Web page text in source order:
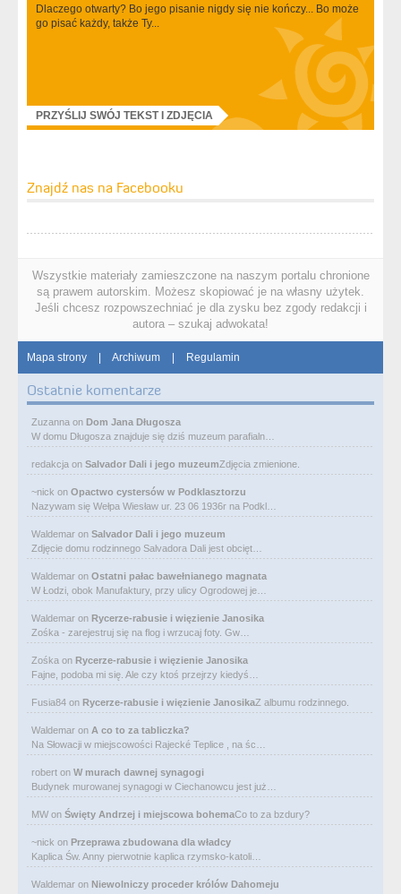
Dlaczego otwarty? Bo jego pisanie nigdy się nie kończy... Bo może
go pisać każdy, także Ty...
PRZYŚLIJ SWÓJ TEKST I ZDJĘCIA
Znajdź nas na Facebooku
Wszystkie materiały zamieszczone na naszym portalu chronione
są prawem autorskim. Możesz skopiować je na własny użytek.
Jeśli chcesz rozpowszechniać je dla zysku bez zgody redakcji i
autora – szukaj adwokata!
Mapa strony | Archiwum | Regulamin
Ostatnie komentarze
Zuzanna on Dom Jana Długosza
W domu Długosza znajduje się dziś muzeum parafialn…
redakcja on Salvador Dali i jego muzeumZdjęcia zmienione.
~nick on Opactwo cystersów w Podklasztorzu
Nazywam się Wełpa Wiesław ur. 23 06 1936r na Podkl…
Waldemar on Salvador Dali i jego muzeum
Zdjęcie domu rodzinnego Salvadora Dali jest obcięt…
Waldemar on Ostatni pałac bawełnianego magnata
W Łodzi, obok Manufaktury, przy ulicy Ogrodowej je…
Waldemar on Rycerze-rabusie i więzienie Janosika
Zośka - zarejestruj się na flog i wrzucaj foty. Gw…
Zośka on Rycerze-rabusie i więzienie Janosika
Fajne, podoba mi się. Ale czy ktoś przejrzy kiedyś…
Fusia84 on Rycerze-rabusie i więzienie JanosikaZ albumu rodzinnego.
Waldemar on A co to za tabliczka?
Na Słowacji w miejscowości Rajecké Teplice , na śc…
robert on W murach dawnej synagogi
Budynek murowanej synagogi w Ciechanowcu jest już…
MW on Święty Andrzej i miejscowa bohemaCo to za bzdury?
~nick on Przeprawa zbudowana dla władcy
Kaplica Św. Anny pierwotnie kaplica rzymsko-katoli…
Waldemar on Niewolniczy proceder królów Dahomeju